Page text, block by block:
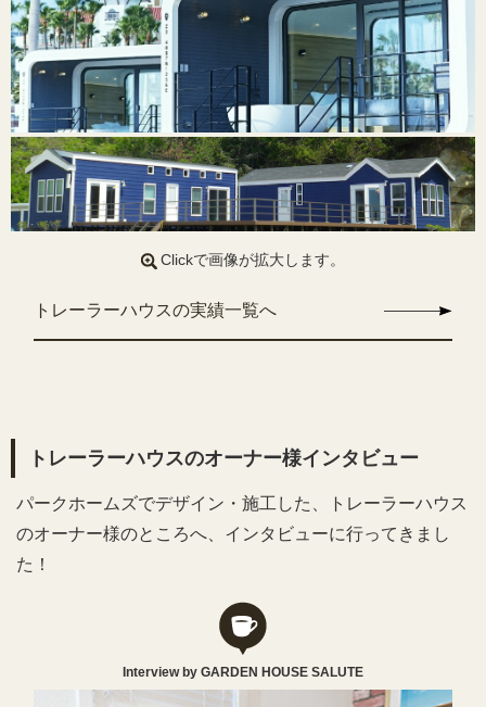
Clickで画像が拡大します。
トレーラーハウスの実績一覧へ
トレーラーハウスのオーナー様インタビュー
パークホームズでデザイン・施工した、トレーラーハウス
のオーナー様のところへ、インタビューに行ってきまし
た！
Interview by GARDEN HOUSE SALUTE